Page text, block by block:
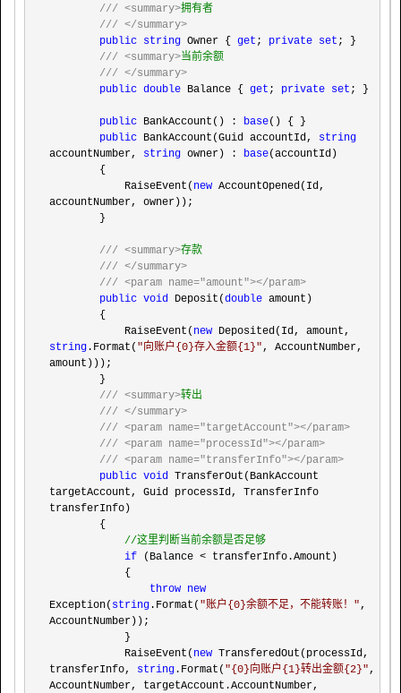
/// <summary>拥有者
/// </summary>
public string Owner { get ; private set ; }
/// <summary>当前余额
/// </summary>
public double Balance { get ; private set ; }
public BankAccount() : base() { }
public BankAccount(Guid accountId, string
accountNumber, string owner) : base(accountId)
            RaiseEvent(
new AccountOpened(Id,
accountNumber, owner));
/// <summary>存款
/// </summary>
/// <param name="amount"></param>
public void Deposit(double amount)
            RaiseEvent(
new
string .Format( " 向账户{0}存入金额{1}", AccountNumber,
amount)));
/// <summary>转出
/// </summary>
/// <param name="targetAccount"></param>
/// <param name="processId"></param>
/// <param name="transferInfo"></param>
public void TransferOut(BankAccount
targetAccount, Guid processId, TransferInfo
transferInfo)
//这里判断当前余额是否足够
if (Balance < transferInfo.Amount)
throw new
Exception( string .Format( "账户{0}余额不足，不能转账！ ",
AccountNumber));
            RaiseEvent(
new TransferedOut(processId,
transferInfo, string .Format( "{0}向账户{1}转出金额{2}",
AccountNumber, targetAccount.AccountNumber,